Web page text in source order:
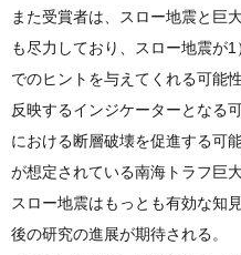
また受賞者は、スロー地震と巨
も尽力しており、スロー地震が
でのヒントを与えてくれる可能
反映するインジケーターとなる
における断層破壊を促進する可
が想定されている南海トラフ巨
スロー地震はもっとも有効な知
後の研究の進展が期待される。